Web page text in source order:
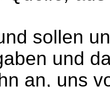
sollen
und
an, uns